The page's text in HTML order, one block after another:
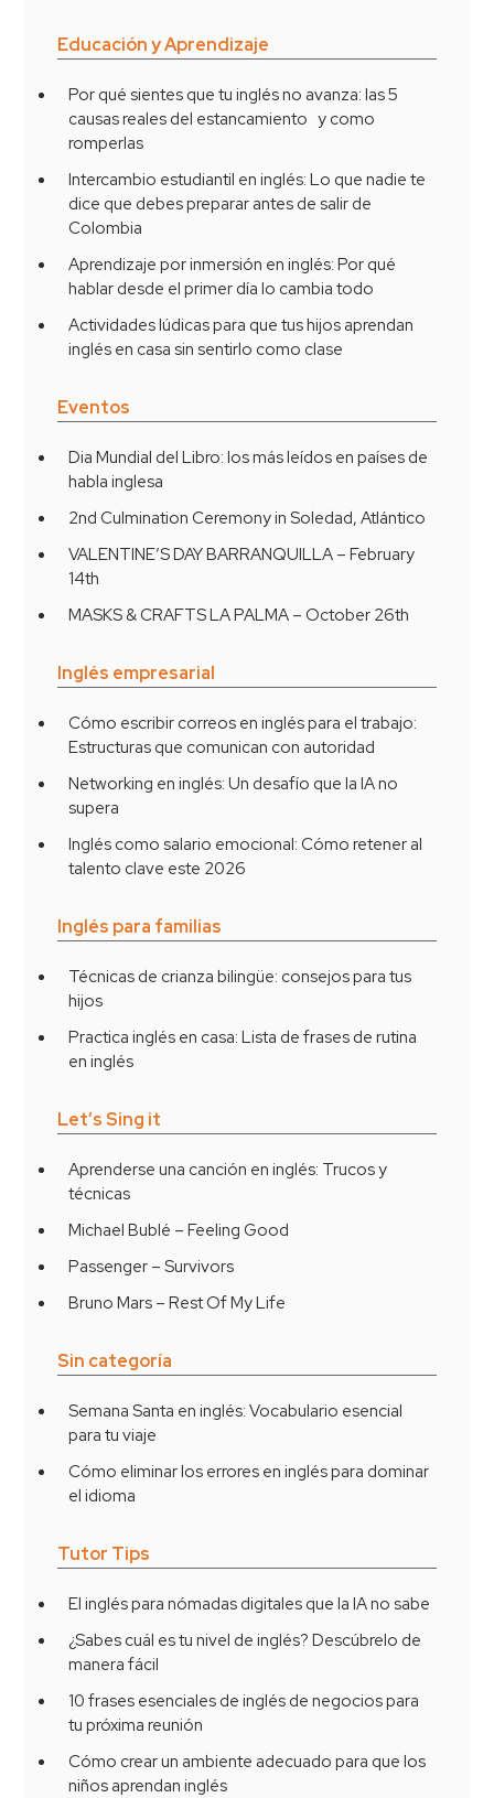
Educación y Aprendizaje
Por qué sientes que tu inglés no avanza: las 5
causas reales del estancamiento y como
romperlas
Intercambio estudiantil en inglés: Lo que nadie te
dice que debes preparar antes de salir de
Colombia
Aprendizaje por inmersión en inglés: Por qué
hablar desde el primer día lo cambia todo
Actividades lúdicas para que tus hijos aprendan
inglés en casa sin sentirlo como clase
Eventos
Dia Mundial del Libro: los más leídos en países de
habla inglesa
2nd Culmination Ceremony in Soledad, Atlántico
VALENTINE’S DAY BARRANQUILLA – February
14th
MASKS & CRAFTS LA PALMA – October 26th
Inglés empresarial
Cómo escribir correos en inglés para el trabajo:
Estructuras que comunican con autoridad
Networking en inglés: Un desafío que la IA no
supera
Inglés como salario emocional: Cómo retener al
talento clave este 2026
Inglés para familias
Técnicas de crianza bilingüe: consejos para tus
hijos
Practica inglés en casa: Lista de frases de rutina
en inglés
Let’s Sing it
Aprenderse una canción en inglés: Trucos y
técnicas
Michael Bublé – Feeling Good
Passenger – Survivors
Bruno Mars – Rest Of My Life
Sin categoría
Semana Santa en inglés: Vocabulario esencial
para tu viaje
Cómo eliminar los errores en inglés para dominar
el idioma
Tutor Tips
El inglés para nómadas digitales que la IA no sabe
¿Sabes cuál es tu nivel de inglés? Descúbrelo de
manera fácil
10 frases esenciales de inglés de negocios para
tu próxima reunión
Cómo crear un ambiente adecuado para que los
niños aprendan inglés